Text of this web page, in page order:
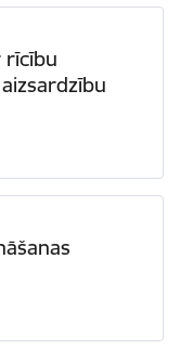
rīcību